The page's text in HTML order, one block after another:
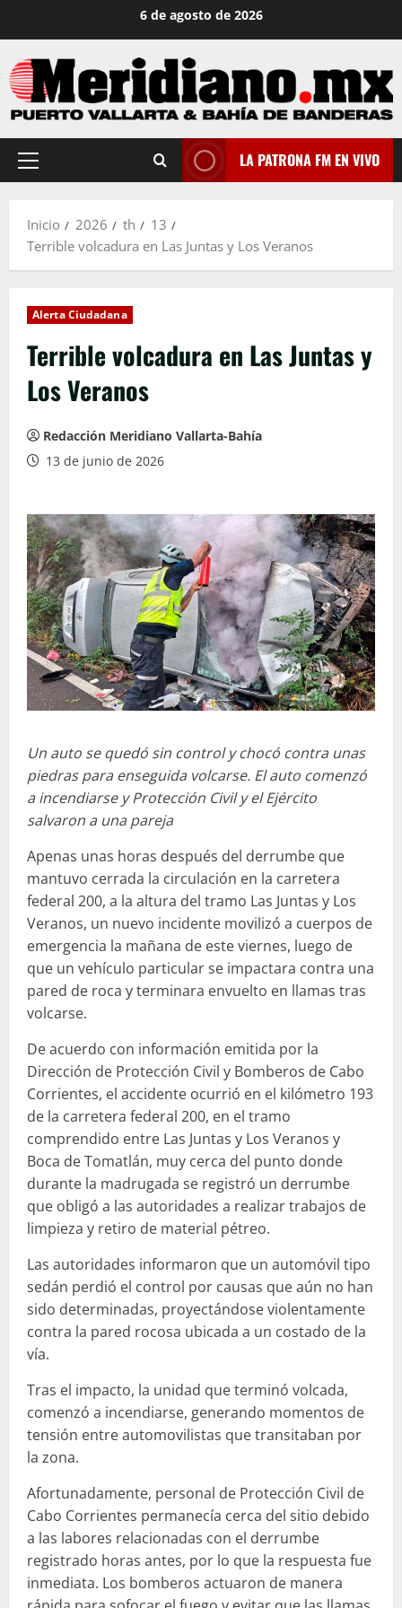
contenido
6 de agosto de 2026
Menú
LA PATRONA FM EN VIVO
Inicio 2026 th
13
Terrible volcadura en Las Juntas y Los Veranos
Alerta Ciudadana
Terrible volcadura en Las Juntas y
Los Veranos
Redacción Meridiano Vallarta-Bahía
13 de junio de 2026
Un auto se quedó sin control y chocó contra unas
piedras para enseguida volcarse. El auto comenzó
a incendiarse y Protección Civil y el Ejército
salvaron a una pareja
Apenas unas horas después del derrumbe que
mantuvo cerrada la circulación en la carretera
federal 200, a la altura del tramo Las Juntas y Los
Veranos, un nuevo incidente movilizó a cuerpos de
emergencia la mañana de este viernes, luego de
que un vehículo particular se impactara contra una
pared de roca y terminara envuelto en llamas tras
volcarse.
De acuerdo con información emitida por la
Dirección de Protección Civil y Bomberos de Cabo
Corrientes, el accidente ocurrió en el kilómetro 193
de la carretera federal 200, en el tramo
comprendido entre Las Juntas y Los Veranos y
Boca de Tomatlán, muy cerca del punto donde
durante la madrugada se registró un derrumbe
que obligó a las autoridades a realizar trabajos de
limpieza y retiro de material pétreo.
Las autoridades informaron que un automóvil tipo
sedán perdió el control por causas que aún no han
sido determinadas, proyectándose violentamente
contra la pared rocosa ubicada a un costado de la
vía.
Tras el impacto, la unidad que terminó volcada,
comenzó a incendiarse, generando momentos de
tensión entre automovilistas que transitaban por
la zona.
Afortunadamente, personal de Protección Civil de
Cabo Corrientes permanecía cerca del sitio debido
a las labores relacionadas con el derrumbe
registrado horas antes, por lo que la respuesta fue
inmediata. Los bomberos actuaron de manera